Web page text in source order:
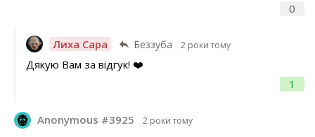
0
Лиха Сара Беззуба 2 роки тому
1
Дякую Вам за відгук! ❤️
Anonymous #3925 2 роки тому